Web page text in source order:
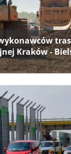
Kraków -